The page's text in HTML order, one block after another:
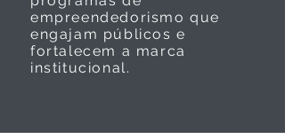
empreendedorismo que
engajam públicos e
fortalecem a marca
institucional.